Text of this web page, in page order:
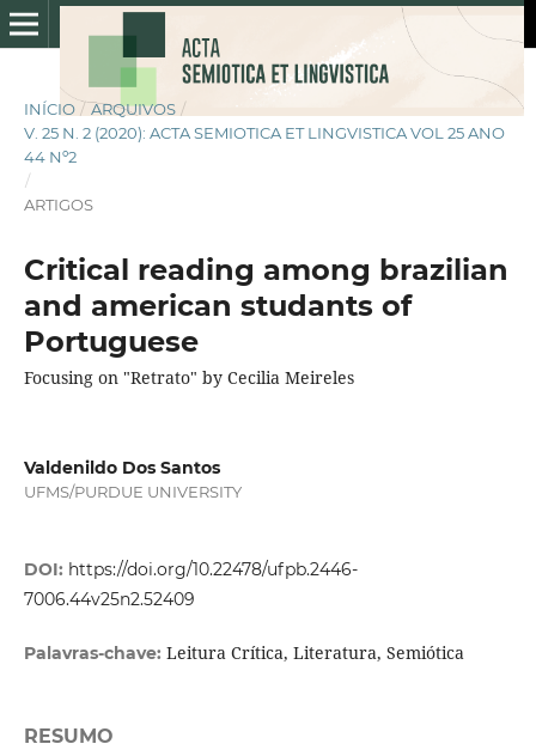
INÍCIO / ARQUIVOS /
V. 25 N. 2 (2020): ACTA SEMIOTICA ET LINGVISTICA VOL 25 ANO
44 Nº2
/
ARTIGOS
Critical reading among brazilian
and american studants of
Portuguese
Focusing on "Retrato" by Cecilia Meireles
Valdenildo Dos Santos
UFMS/PURDUE UNIVERSITY
DOI: https://doi.org/10.22478/ufpb.2446-
7006.44v25n2.52409
Palavras-chave: Leitura Crítica, Literatura, Semiótica
RESUMO